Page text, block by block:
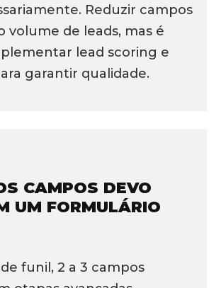
Reduzir campos
volume de leads, mas é
lead scoring e
garantir qualidade.
CAMPOS DEVO
UM FORMULÁRIO
funil, 2 a 3 campos